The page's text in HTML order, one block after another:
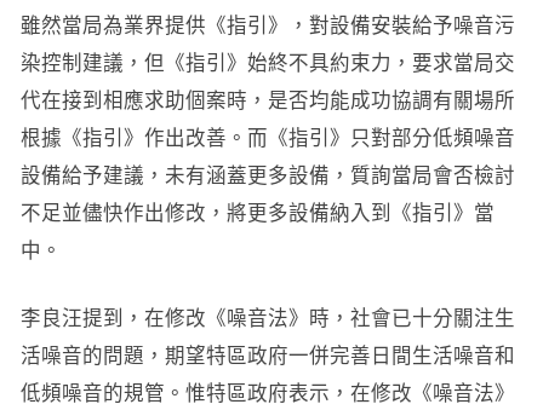
雖然當局為業界提供《指引》，對設備安裝給予噪音污
染控制建議，但《指引》始終不具約束力，要求當局交
代在接到相應求助個案時，是否均能成功協調有關場所
根據《指引》作出改善。而《指引》只對部分低頻噪音
設備給予建議，未有涵蓋更多設備，質詢當局會否檢討
不足並儘快作出修改，將更多設備納入到《指引》當
中。
李良汪提到，在修改《噪音法》時，社會已十分關注生
活噪音的問題，期望特區政府一併完善日間生活噪音和
低頻噪音的規管。惟特區政府表示，在修改《噪音法》